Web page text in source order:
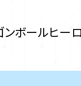
ボールヒー